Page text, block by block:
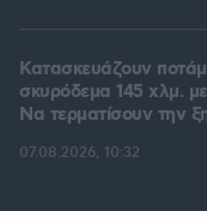
Κατασκευάζουν
σκυρόδεμα 145 χλμ.
Να τερματίσουν την
07.08.2026, 10:32